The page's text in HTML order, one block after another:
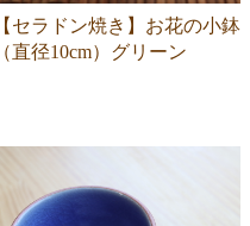
【セラドン焼き】お花の小鉢
（直径10cm）グリーン